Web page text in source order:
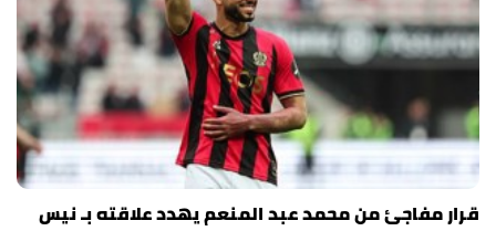
قرار مفاجئ من محمد عبد المنعم يهدد علاقته بـ نيس